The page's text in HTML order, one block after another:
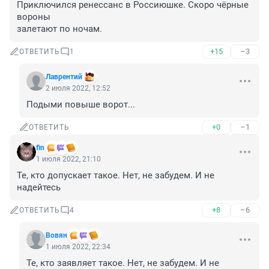
Приключился ренессанс в Россиюшке. Скоро чёрные
вороны
залетают по ночам.
ОТВЕТИТЬ 1 +15 –3
Лаврентий
2 июля 2022, 12:52
Подыми повыше ворот...
ОТВЕТИТЬ +0 –1
fin
1 июля 2022, 21:10
Те, кто допускает такое. Нет, не забудем. И не
надейтесь
ОТВЕТИТЬ 4 +8 –6
Вовян
1 июля 2022, 22:34
Те, кто заявляет такое. Нет, не забудем. И не